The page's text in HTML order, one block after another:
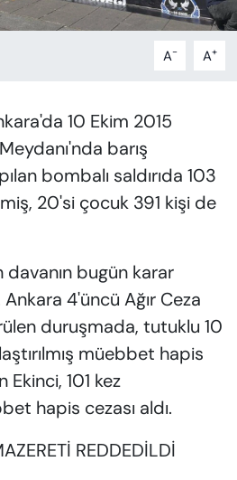
A- A+
10 Ekim 2015
barış
bombalı saldırıda 103
20'si çocuk 391 kişi de
davanın bugün karar
4'üncü Ağır Ceza
duruşmada, tutuklu 10
müebbet hapis
Ekinci, 101 kez
hapis cezası aldı.
REDDEDİLDİ
HABERLERİ